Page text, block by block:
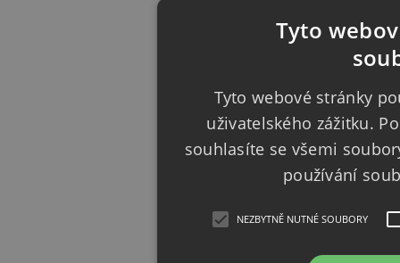
Tyto
Tyto webové stránky
uživatelského zážitku.
souhlasíte se všemi
používání
NEZBYTNĚ NUTNÉ SOUBORY